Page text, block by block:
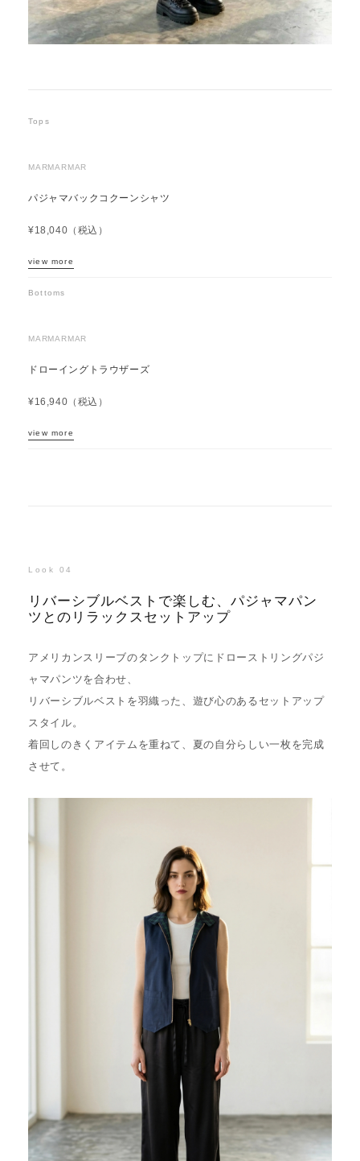
Tops
MARMARMAR
パジャマバックコクーンシャツ
¥18,040（税込）
view more
Bottoms
MARMARMAR
ドローイングトラウザーズ
¥16,940（税込）
view more
Look 04
リバーシブルベストで楽しむ、パジャマパン
ツとのリラックスセットアップ
アメリカンスリーブのタンクトップにドローストリングパジ
ャマパンツを合わせ、
リバーシブルベストを羽織った、遊び心のあるセットアップ
スタイル。
着回しのきくアイテムを重ねて、夏の自分らしい一枚を完成
させて。